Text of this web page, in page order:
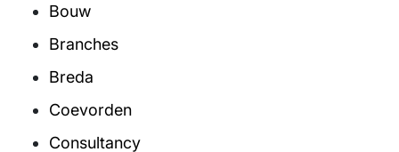
Bouw
Branches
Breda
Coevorden
Consultancy